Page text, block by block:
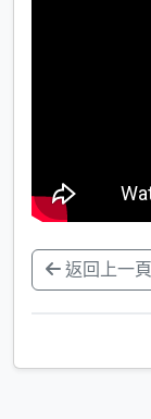
返回上一頁